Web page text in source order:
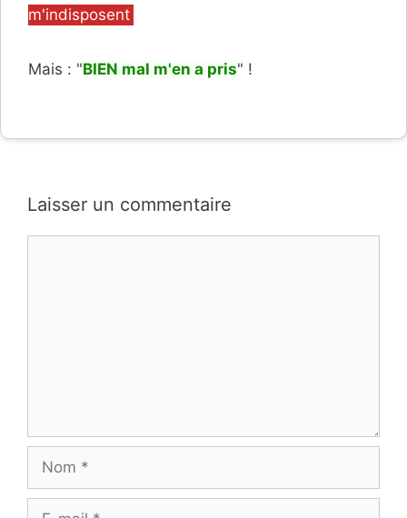
m'indisposent
Mais : "BIEN mal m'en a pris" !
Laisser un commentaire